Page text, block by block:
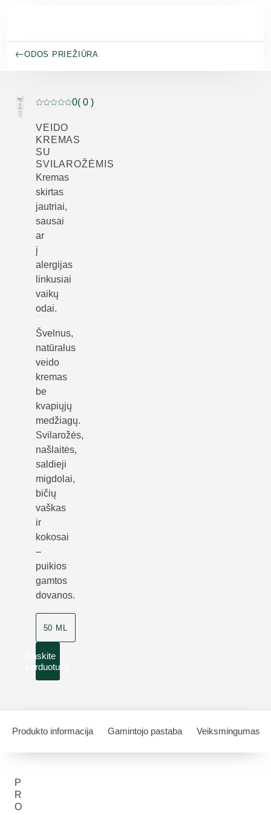
ODOS PRIEŽIŪRA
Dabartinis įvertinimas: 0 iš 5 žvaigždučių įvertino 0
0( 0 )
VEIDO
KREMAS
SU
SVILAROŽĖMIS
Kremas
skirtas
jautriai,
sausai
ar
į
alergijas
linkusiai
vaikų
odai.
Švelnus,
natūralus
veido
kremas
be
kvapiųjų
medžiagų.
Svilarožės,
našlaitės,
saldieji
migdolai,
bičių
vaškas
ir
kokosai
–
puikios
gamtos
dovanos.
50 ML
Raskite
parduotuvę
Produkto informacija Gamintojo pastaba Veiksmingumas
P
R
O